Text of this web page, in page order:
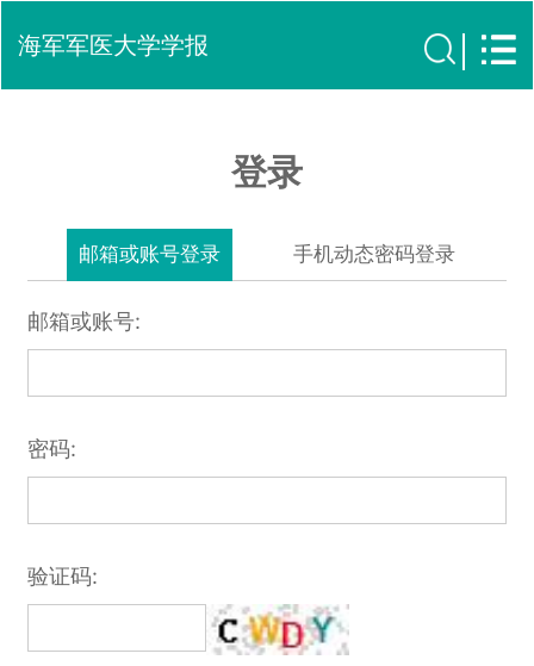
海军军医大学学报
登录
邮箱或账号登录 手机动态密码登录
邮箱或账号:
密码:
验证码: